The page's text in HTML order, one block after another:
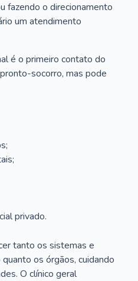
fazendo o direcionamento
um atendimento
é o primeiro contato do
socorro, mas pode
privado.
tanto os sistemas e
os órgãos, cuidando
O clínico geral